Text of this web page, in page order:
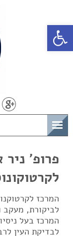
פתח סרגל נגישות
פרופ'
המרכז
לביקורת, מעקב